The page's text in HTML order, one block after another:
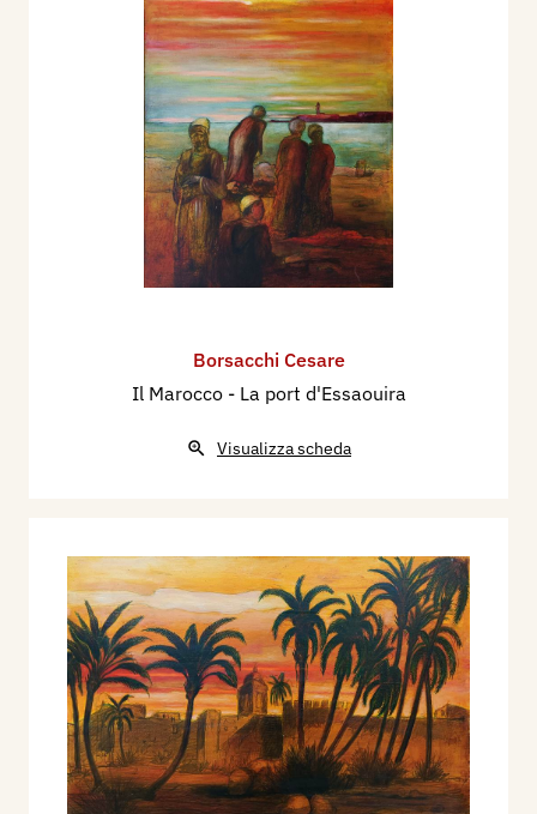
Borsacchi Cesare
Il Marocco - La port d'Essaouira
Visualizza scheda